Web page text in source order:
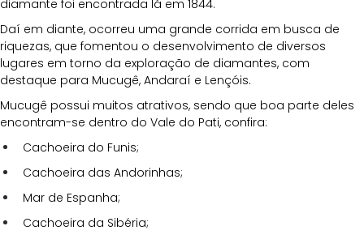
diamante foi encontrada lá em 1844.
Daí em diante, ocorreu uma grande corrida em busca de
riquezas, que fomentou o desenvolvimento de diversos
lugares em torno da exploração de diamantes, com
destaque para Mucugê, Andaraí e Lençóis.
Mucugê possui muitos atrativos, sendo que boa parte deles
encontram-se dentro do Vale do Pati, confira:
Cachoeira do Funis;
Cachoeira das Andorinhas;
Mar de Espanha;
Cachoeira da Sibéria;